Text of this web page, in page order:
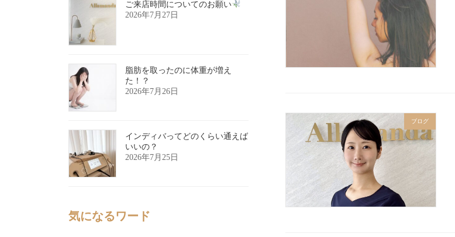
ブログ
ご来店時間についてのお願い
2026年7月27日
脂肪を取ったのに体重が増え
た！？
2026年7月26日
インディバってどのくらい通えば
いいの？
2026年7月25日
気になるワード